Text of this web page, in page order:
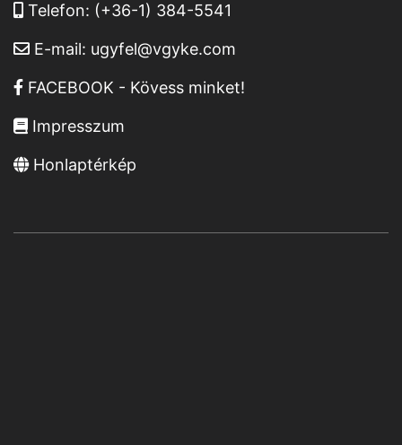
Telefon: (+36-1) 384-5541
E-mail: ugyfel@vgyke.com
FACEBOOK - Kövess minket!
Impresszum
Honlaptérkép